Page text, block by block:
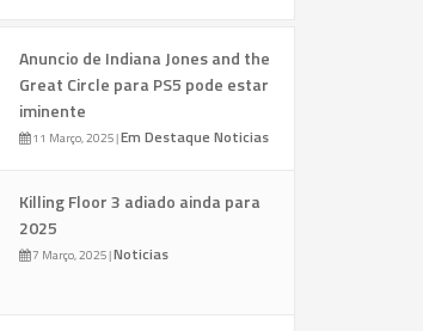
Anuncio de Indiana Jones and the
Great Circle para PS5 pode estar
iminente
11 Março, 2025|Em Destaque Noticias
Killing Floor 3 adiado ainda para
2025
7 Março, 2025|Noticias